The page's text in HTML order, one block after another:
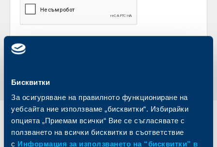
Бисквитки
За осигуряване на правилното функциониране на
уебсайта ние използваме „бисквитки“. Избирайки
опцията „Приемам всички“ Вие се съгласявате с
ползването на всички бисквитки в съответствие
с Информация за използването на “бисквитки” в
Индивидуални
клиенти
Бизнес
клиенти